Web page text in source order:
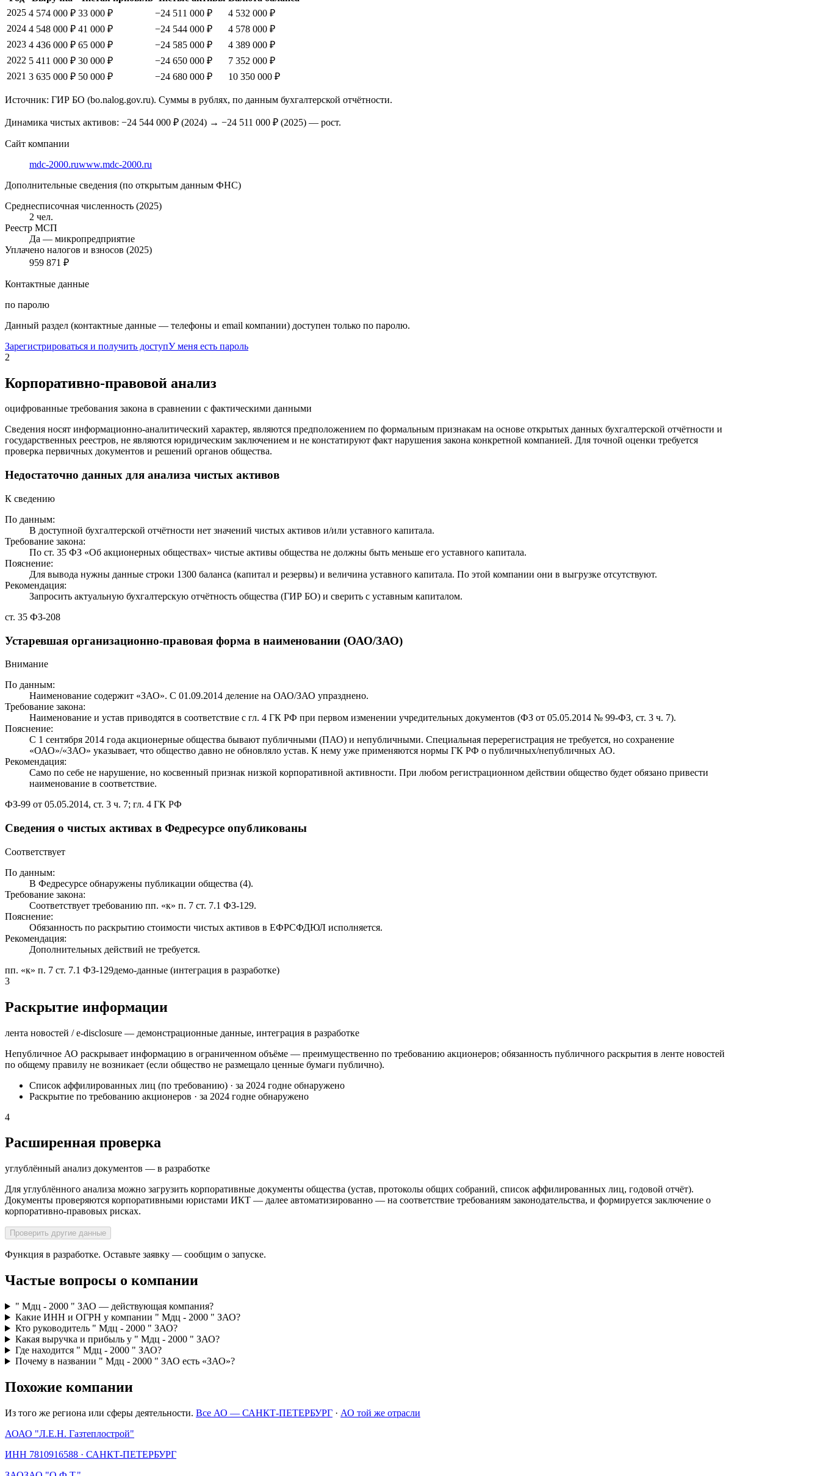
2025 4 574 000 ₽ 33 000 ₽ −24 511 000 ₽
4 532 000 ₽
2024 4 548 000 ₽ 41 000 ₽ −24 544 000 ₽
4 578 000 ₽
2023 4 436 000 ₽ 65 000 ₽ −24 585 000 ₽
4 389 000 ₽
2022 5 411 000 ₽ 30 000 ₽ −24 650 000 ₽
7 352 000 ₽
2021 3 635 000 ₽ 50 000 ₽ −24 680 000 ₽ 10 350 000 ₽
Источник: ГИР БО (bo.nalog.gov.ru). Суммы в рублях, по данным бухгалтерской отчётности.
Динамика чистых активов: −24 544 000 ₽ (2024) → −24 511 000 ₽ (2025) — рост.
Сайт компании
mdc-2000.ruwww.mdc-2000.ru
Дополнительные сведения (по открытым данным ФНС)
Среднесписочная численность (2025)
2 чел.
Реестр МСП
Да — микропредприятие
Уплачено налогов и взносов (2025)
959 871 ₽
Контактные данные
по паролю
Данный раздел (контактные данные — телефоны и email компании) доступен только по паролю.
Зарегистрироваться и получить доступУ меня есть пароль
2
Корпоративно-правовой анализ
оцифрованные требования закона в сравнении с фактическими данными
Сведения носят информационно-аналитический характер, являются предположением по формальным признакам на основе открытых данных бухгалтерской отчётности и
государственных реестров, не являются юридическим заключением и не констатируют факт нарушения закона конкретной компанией. Для точной оценки требуется
проверка первичных документов и решений органов общества.
Недостаточно данных для анализа чистых активов
К сведению
По данным:
В доступной бухгалтерской отчётности нет значений чистых активов и/или уставного капитала.
Требование закона:
По ст. 35 ФЗ «Об акционерных обществах» чистые активы общества не должны быть меньше его уставного капитала.
Пояснение:
Для вывода нужны данные строки 1300 баланса (капитал и резервы) и величина уставного капитала. По этой компании они в выгрузке отсутствуют.
Рекомендация:
Запросить актуальную бухгалтерскую отчётность общества (ГИР БО) и сверить с уставным капиталом.
ст. 35 ФЗ-208
Устаревшая организационно-правовая форма в наименовании (ОАО/ЗАО)
Внимание
По данным:
Наименование содержит «ЗАО». С 01.09.2014 деление на ОАО/ЗАО упразднено.
Требование закона:
Наименование и устав приводятся в соответствие с гл. 4 ГК РФ при первом изменении учредительных документов (ФЗ от 05.05.2014 № 99-ФЗ, ст. 3 ч. 7).
Пояснение:
С 1 сентября 2014 года акционерные общества бывают публичными (ПАО) и непубличными. Специальная перерегистрация не требуется, но сохранение
«ОАО»/«ЗАО» указывает, что общество давно не обновляло устав. К нему уже применяются нормы ГК РФ о публичных/непубличных АО.
Рекомендация:
Само по себе не нарушение, но косвенный признак низкой корпоративной активности. При любом регистрационном действии общество будет обязано привести
наименование в соответствие.
ФЗ-99 от 05.05.2014, ст. 3 ч. 7; гл. 4 ГК РФ
Сведения о чистых активах в Федресурсе опубликованы
Соответствует
По данным:
В Федресурсе обнаружены публикации общества (4).
Требование закона:
Соответствует требованию пп. «к» п. 7 ст. 7.1 ФЗ-129.
Пояснение:
Обязанность по раскрытию стоимости чистых активов в ЕФРСФДЮЛ исполняется.
Рекомендация:
Дополнительных действий не требуется.
пп. «к» п. 7 ст. 7.1 ФЗ-129демо-данные (интеграция в разработке)
3
Раскрытие информации
лента новостей / e-disclosure — демонстрационные данные, интеграция в разработке
Непубличное АО раскрывает информацию в ограниченном объёме — преимущественно по требованию акционеров; обязанность публичного раскрытия в ленте новостей
по общему правилу не возникает (если общество не размещало ценные бумаги публично).
Список аффилированных лиц (по требованию) · за 2024 годне обнаружено
Раскрытие по требованию акционеров · за 2024 годне обнаружено
4
Расширенная проверка
углублённый анализ документов — в разработке
Для углублённого анализа можно загрузить корпоративные документы общества (устав, протоколы общих собраний, список аффилированных лиц, годовой отчёт).
Документы проверяются корпоративными юристами ИКТ — далее автоматизированно — на соответствие требованиям законодательства, и формируется заключение о
корпоративно-правовых рисках.
Проверить другие данные
Функция в разработке. Оставьте заявку — сообщим о запуске.
Частые вопросы о компании
" Мдц - 2000 " ЗАО — действующая компания?
Какие ИНН и ОГРН у компании " Мдц - 2000 " ЗАО?
Кто руководитель " Мдц - 2000 " ЗАО?
Какая выручка и прибыль у " Мдц - 2000 " ЗАО?
Где находится " Мдц - 2000 " ЗАО?
Почему в названии " Мдц - 2000 " ЗАО есть «ЗАО»?
Похожие компании
Из того же региона или сферы деятельности. Все АО — САНКТ-ПЕТЕРБУРГ · АО той же отрасли
АОАО "Л.Е.Н. Газтеплострой"
ИНН 7810916588 · САНКТ-ПЕТЕРБУРГ